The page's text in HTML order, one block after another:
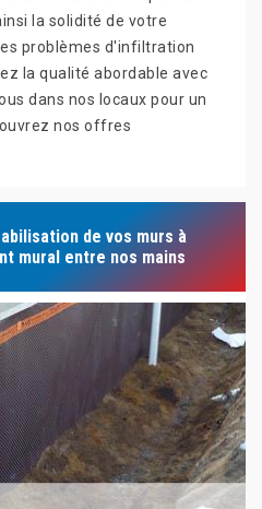
la solidité de votre
problèmes d'infiltration
la qualité abordable avec
dans nos locaux pour un
nos offres
de vos murs à
mural entre nos mains